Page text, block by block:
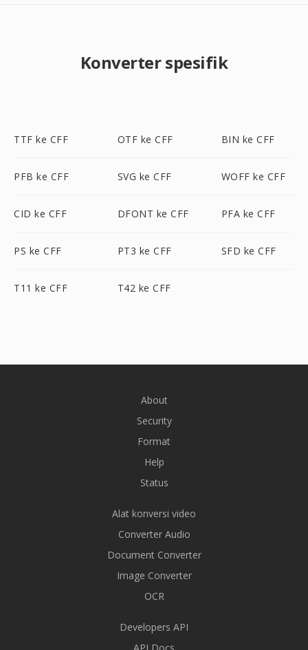
Konverter spesifik
TTF ke CFF OTF ke CFF BIN ke CFF
PFB ke CFF SVG ke CFF WOFF ke CFF
CID ke CFF DFONT ke CFF PFA ke CFF
PS ke CFF PT3 ke CFF SFD ke CFF
T11 ke CFF T42 ke CFF
About
Security
Format
Help
Status
Alat konversi video
Converter Audio
Document Converter
Image Converter
OCR
Developers API